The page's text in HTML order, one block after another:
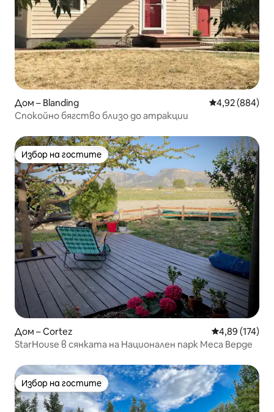
Дом – Blanding Средна
4,92 (884)
Спокойно бягство близо до атракции
Избор на гостите
Избор на гостите
Дом – Cortez Средна
4,89 (174)
StarHouse в сянката на Национален парк Меса Верде
Избор на гостите
Избор на гостите